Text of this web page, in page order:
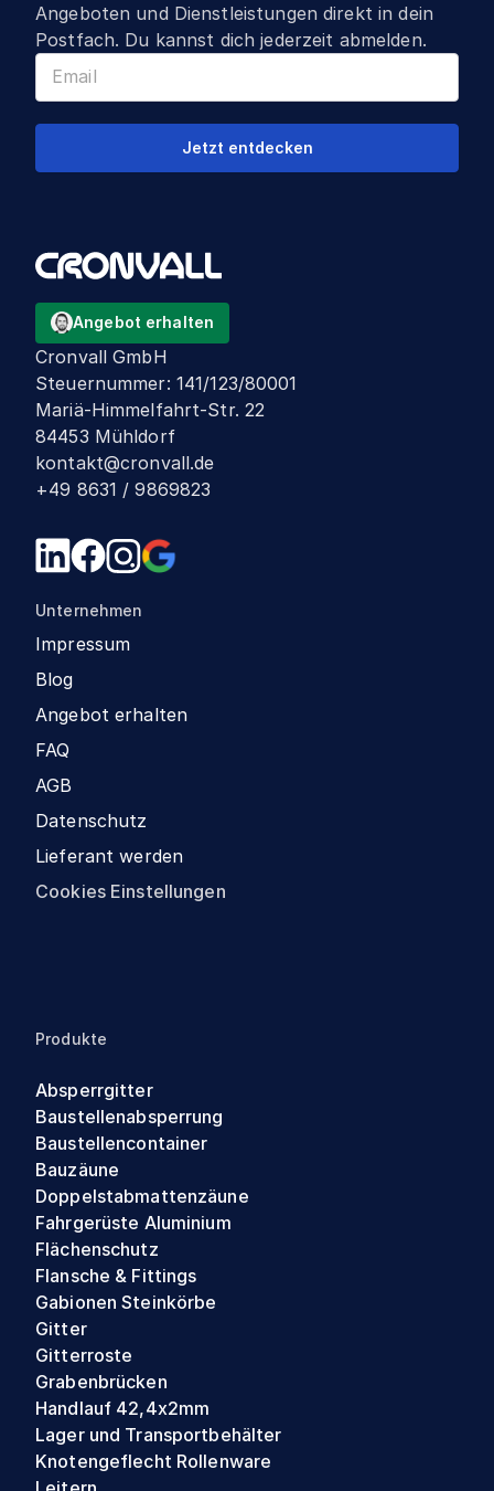
Angeboten und Dienstleistungen direkt in dein
Postfach. Du kannst dich jederzeit abmelden.
Jetzt entdecken
Angebot erhalten
Cronvall GmbH
Steuernummer: 141/123/80001
Mariä-Himmelfahrt-Str. 22
84453 Mühldorf
kontakt@cronvall.de
+49 8631 / 9869823
Unternehmen
Impressum
Blog
Angebot erhalten
FAQ
AGB
Datenschutz
Lieferant werden
Cookies Einstellungen
Produkte
Absperrgitter
Baustellenabsperrung
Baustellencontainer
Bauzäune
Doppelstabmattenzäune
Fahrgerüste Aluminium
Flächenschutz
Flansche & Fittings
Gabionen Steinkörbe
Gitter
Gitterroste
Grabenbrücken
Handlauf 42,4x2mm
Lager und Transportbehälter
Knotengeflecht Rollenware